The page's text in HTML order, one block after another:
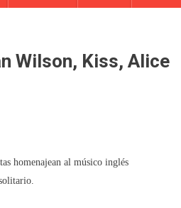
Wilson, Kiss, Alice
homenajean al músico inglés